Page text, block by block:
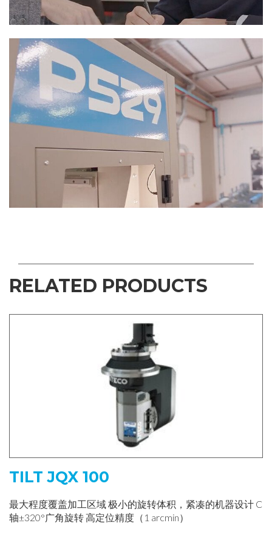
RELATED PRODUCTS
TILT JQX 100
最大程度覆盖加工区域 极小的旋转体积，紧凑的机器设计 C
轴±320°广角旋转 高定位精度（1 arcmin）